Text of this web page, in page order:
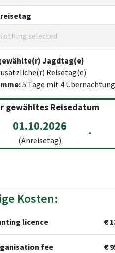
selected
Jagdtag(e)
Reisetag(e)
5 Tage mit 4
gewähltes Reisedatum
01.10.2026
(Anreisetag)
-
Kosten:
licence €
fee €